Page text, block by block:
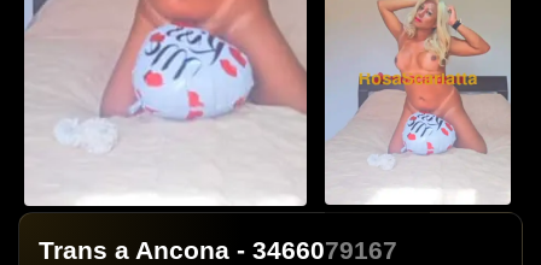
Trans a Ancona - 3466079167